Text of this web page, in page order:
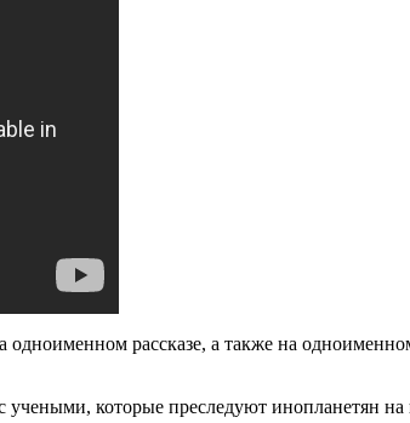
одноименном рассказе, а также на
учеными, которые преследуют инопланетян